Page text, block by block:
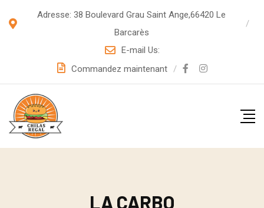
n
Adresse: 38 Boulevard Grau Saint Ange,66420 Le
Barcarès
E-mail Us:
Commandez maintenant
LA CARBO